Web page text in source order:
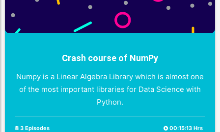
Crash course of NumPy
Numpy is a Linear Algebra Library which is almost one
of the most important libraries for Data Science with
Python.
3 Episodes 00:15:13 Hrs